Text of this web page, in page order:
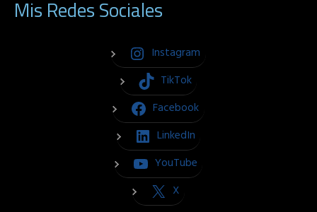
Mis Redes Sociales
Instagram
TikTok
Facebook
LinkedIn
YouTube
X